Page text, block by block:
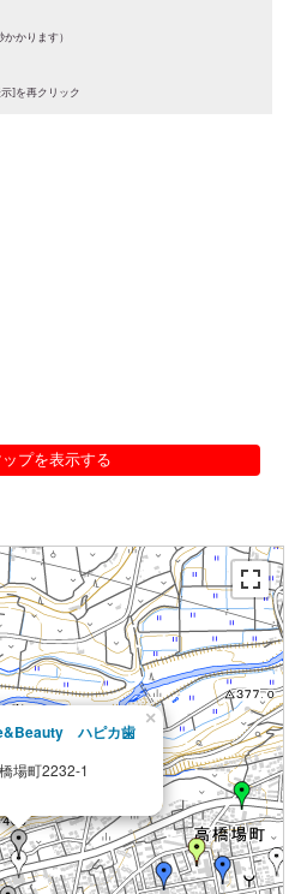
かります）
]を再クリック
プを表示する
ハピカ歯
場町2232-1
×